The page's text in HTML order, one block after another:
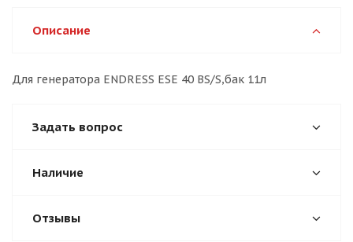
Описание
Для генератора ENDRESS ESE 40 BS/S,бак 11л
Задать вопрос
Наличие
Отзывы